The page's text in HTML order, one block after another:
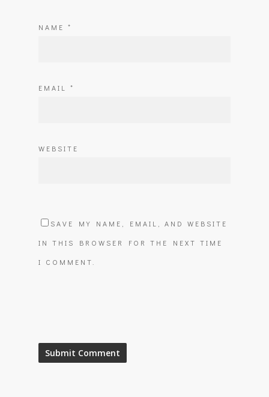
NAME *
EMAIL *
WEBSITE
SAVE MY NAME, EMAIL, AND WEBSITE
IN THIS BROWSER FOR THE NEXT TIME
I COMMENT.